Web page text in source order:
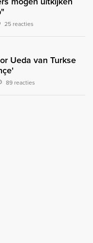
25 reacties
Ueda van Turkse
89 reacties